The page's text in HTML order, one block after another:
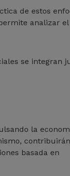
de estos
analizar el
se integran
la
basada en